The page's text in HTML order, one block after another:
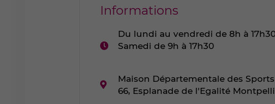
Informations
Horaires
:
Du lundi au vendredi de 8h à
Samedi de 9h à 17h30
Adresse
:
Maison Départementale des
66, Esplanade de l'Egalité